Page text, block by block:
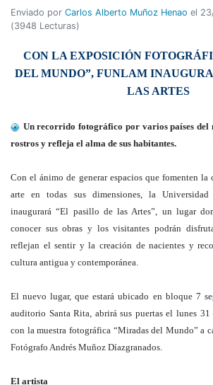
Enviado por Carlos Alberto Muñoz Henao el
(3948 Lecturas)
CON LA EXPOSICIÓN
DEL MUNDO”, FUNLAM
LAS ARTES
Un recorrido fotográfico por varios países del
rostros y refleja el alma de sus habitantes.
Con el ánimo de generar espacios que fomenten
arte en todas sus dimensiones, la
inaugurará “El pasillo de las Artes”, un lugar
conocer sus obras y los visitantes podrán
reflejan el sentir y la creación de nacientes y
cultura antigua y contemporánea.
El nuevo lugar, que estará ubicado en bloque 7
auditorio Santa Rita, abrirá sus puertas el lunes
con la muestra fotográfica “Miradas del Mundo” a
Fotógrafo Andrés Muñoz Díazgranados.
El artista